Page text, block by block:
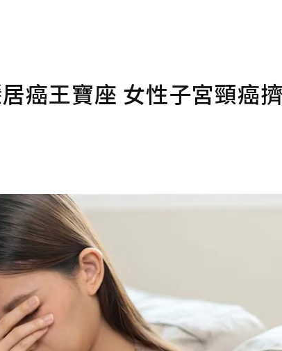
癌王寶座 女性子宮頸癌